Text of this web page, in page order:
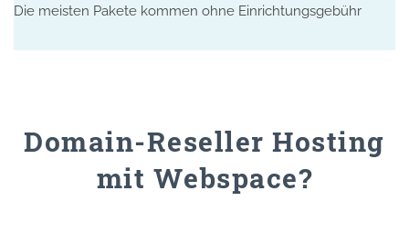
Die meisten Pakete kommen ohne Einrichtungsgebühr
Domain-Reseller Hosting
mit Webspace?